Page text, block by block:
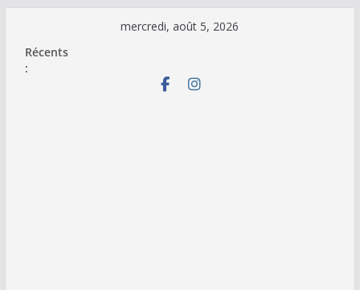
contenu
mercredi, août 5, 2026
Récents
: